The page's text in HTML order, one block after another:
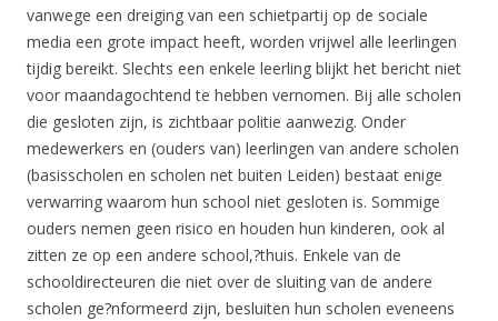
vanwege een dreiging van een schietpartij op de sociale
media een grote impact heeft, worden vrijwel alle leerlingen
tijdig bereikt. Slechts een enkele leerling blijkt het bericht niet
voor maandagochtend te hebben vernomen. Bij alle scholen
die gesloten zijn, is zichtbaar politie aanwezig. Onder
medewerkers en (ouders van) leerlingen van andere scholen
(basisscholen en scholen net buiten Leiden) bestaat enige
verwarring waarom hun school niet gesloten is. Sommige
ouders nemen geen risico en houden hun kinderen, ook al
zitten ze op een andere school,?thuis. Enkele van de
schooldirecteuren die niet over de sluiting van de andere
scholen ge?nformeerd zijn, besluiten hun scholen eveneens